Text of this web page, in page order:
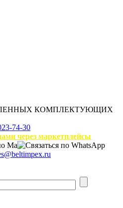
КОМПЛЕКТУЮЩИХ
74-30
через маркетплейсы